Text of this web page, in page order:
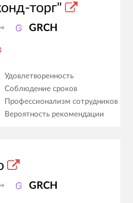
торг"
GRCH
Удовлетворенность
Соблюдение сроков
Профессионализм сотрудников
Вероятность рекомендации
GRCH